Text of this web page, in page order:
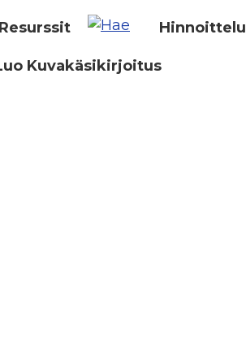
Resurssit Hinnoittelu
Kuvakäsikirjoitus